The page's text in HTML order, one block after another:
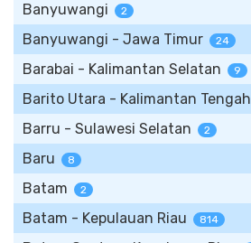
Banyuwangi 2
Banyuwangi - Jawa Timur 24
Barabai - Kalimantan Selatan 9
Barito Utara - Kalimantan Tengah
Barru - Sulawesi Selatan 2
Baru 8
Batam 2
Batam - Kepulauan Riau 814